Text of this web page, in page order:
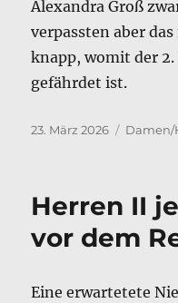
Alexandra Groß
verpassten aber
knapp, womit der
gefährdet ist.
Veröffentlicht
23. März 2026 Damen/
Herren II
vor dem
Eine erwartetete